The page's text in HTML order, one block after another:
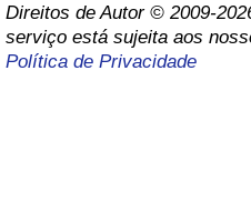
Direitos de Autor © 2009-
serviço está sujeita aos
Política de Privacidade
Indicador de Crime